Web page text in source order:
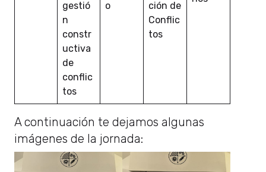
gestió
n
constr
uctiva
de
conflic
tos
o
ción de
Conflic
tos
A continuación te dejamos algunas
imágenes de la jornada: